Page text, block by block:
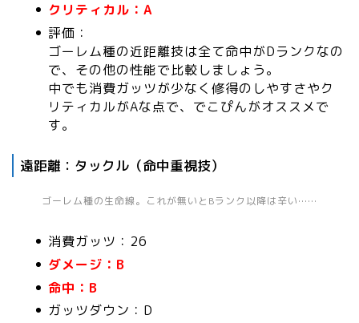
クリティカル：A
評価：
ゴーレム種の近距離技は全て命中がDランクなの
で、その他の性能で比較しましょう。
中でも消費ガッツが少なく修得のしやすさやク
リティカルがAな点で、でこぴんがオススメで
す。
遠距離：タックル（命中重視技）
ゴーレム種の生命線。これが無いとBランク以降は辛い……
消費ガッツ：26
ダメージ：B
命中：B
ガッツダウン：D